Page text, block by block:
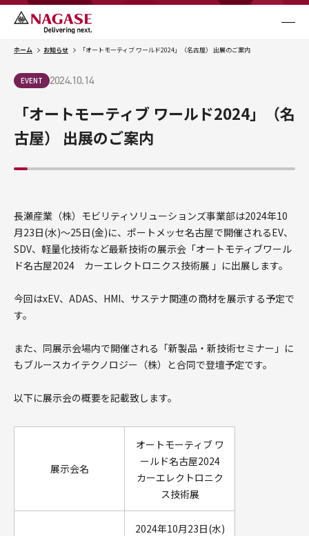
NAGASE Mobility
Business
事業内容
Case Studies
取り組み事例
Topics
お知らせ
Contact Us
お問い合わせ
ホーム お知らせ 「オートモーティブ ワールド2024」（名古屋） 出展のご案内
EVENT 2024.10.14
「オートモーティブ ワールド2024」（名
古屋） 出展のご案内
長瀬産業（株）モビリティソリューションズ事業部は2024年10
月23日(水)～25日(金)に、ポートメッセ名古屋で開催されるEV、
SDV、軽量化技術など最新技術の展示会「オートモティブワール
ド名古屋2024 カーエレクトロニクス技術展​ 」に出展します。
今回はxEV、ADAS、HMI、サステナ関連の商材を展示する予定で
す。
また、同展示会場内で開催される「新製品・新技術セミナー」に
もブルースカイテクノロジー（株）と合同で登壇予定です。
以下に展示会の概要を記載致します。
展示会名
オートモーティブ ワ
ールド名古屋2024
カーエレクトロニク
ス技術展
2024年10月23日(水)